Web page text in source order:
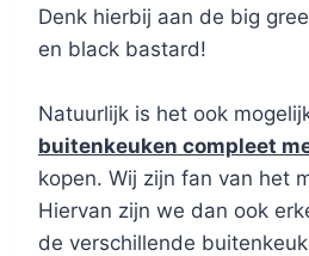
Denk hierbij aan de big
en black bastard!
Natuurlijk is het ook
buitenkeuken compleet
kopen. Wij zijn fan van het
Hiervan zijn we dan ook
de verschillende